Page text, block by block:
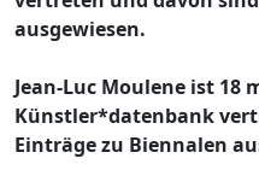
ausgewiesen.
Jean-Luc Moulene ist 18
Künstler*datenbank
Einträge zu Biennalen